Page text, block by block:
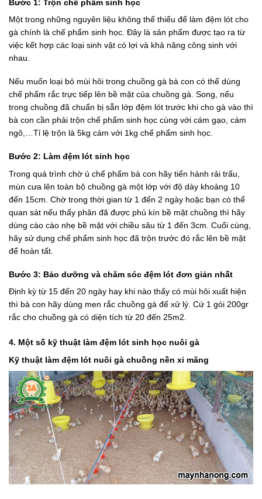
Bước 1: Trộn chế phẩm sinh học
Một trong những nguyên liệu không thể thiếu để làm đệm lót cho
gà chính là chế phẩm sinh học. Đây là sản phẩm được tạo ra từ
việc kết hợp các loại sinh vật có lợi và khả năng công sinh với
nhau.
Nếu muốn loại bỏ mùi hôi trong chuồng gà bà con có thể dùng
chế phẩm rắc trực tiếp lên bề mặt của chuồng gà. Song, nếu
trong chuồng đã chuẩn bị sẵn lớp đệm lót trước khi cho gà vào thì
bà con cần phải trộn chế phẩm sinh học cùng với cám gạo, cám
ngô,…Tỉ lệ trộn là 5kg cám với 1kg chế phẩm sinh học.
Bước 2: Làm đệm lót sinh học
Trong quá trình chờ ủ chế phẩm bà con hãy tiến hành rải trấu,
mùn cưa lên toàn bộ chuồng gà một lớp với độ dày khoảng 10
đến 15cm. Chờ trong thời gian từ 1 đến 2 ngày hoặc bạn có thể
quan sát nếu thấy phân đã được phủ kín bề mặt chuồng thì hãy
dùng cào cào nhẹ bề mặt với chiều sâu từ 1 đến 3cm. Cuối cùng,
hãy sử dụng chế phẩm sinh học đã trộn trước đó rắc lên bề mặt
để hoàn tất.
Bước 3: Bảo dưỡng và chăm sóc đệm lót đơn giản nhất
Định kỳ từ 15 đến 20 ngày hay khi nào thấy có mùi hôi xuất hiện
thì bà con hãy dùng men rắc chuồng gà để xử lý. Cứ 1 gói 200gr
rắc cho chuồng gà có diện tích từ 20 đến 25m2.
4. Một số kỹ thuật làm đệm lót sinh học nuôi gà
Kỹ thuật làm đệm lót nuôi gà chuồng nền xi măng